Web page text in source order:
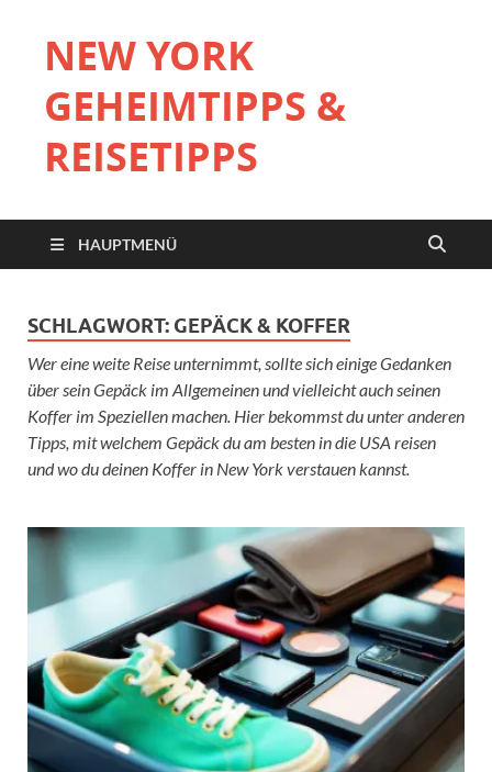
NEW YORK
GEHEIMTIPPS &
REISETIPPS
HAUPTMENÜ
SCHLAGWORT: GEPÄCK & KOFFER
Wer eine weite Reise unternimmt, sollte sich einige Gedanken
über sein Gepäck im Allgemeinen und vielleicht auch seinen
Koffer im Speziellen machen. Hier bekommst du unter anderen
Tipps, mit welchem Gepäck du am besten in die USA reisen
und wo du deinen Koffer in New York verstauen kannst.